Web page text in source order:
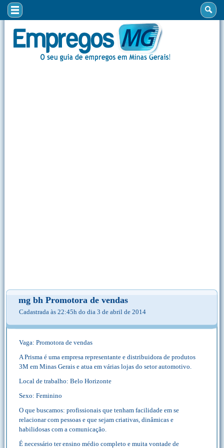
mg bh Promotora de vendas
Cadastrada às 22:45h do dia 3 de abril de 2014
Vaga: Promotora de vendas
A Prisma é uma empresa representante e distribuidora de produtos
3M em Minas Gerais e atua em várias lojas do setor automotivo.
Local de trabalho: Belo Horizonte
Sexo: Feminino
O que buscamos: profissionais que tenham facilidade em se
relacionar com pessoas e que sejam criativas, dinâmicas e
habilidosas com a comunicação.
É necessário ter ensino médio completo e muita vontade de